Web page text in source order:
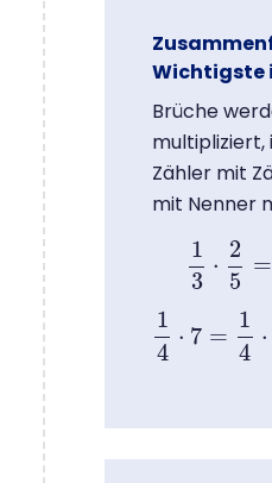
Wichtigste
Brüche
multipliziert,
Zähler mit
mit Nenner
1
3
⋅
2
5
=
1 3⋅2 5=
1
4
⋅ 7 =
1
4
⋅
14⋅7 =14⋅